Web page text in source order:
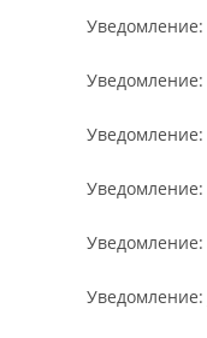
Уведомление:
Уведомление:
Уведомление:
Уведомление:
Уведомление:
Уведомление: